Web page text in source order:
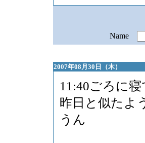
Name
2007年08月30日（木）
11:40ごろに
昨日と似たよ
うん